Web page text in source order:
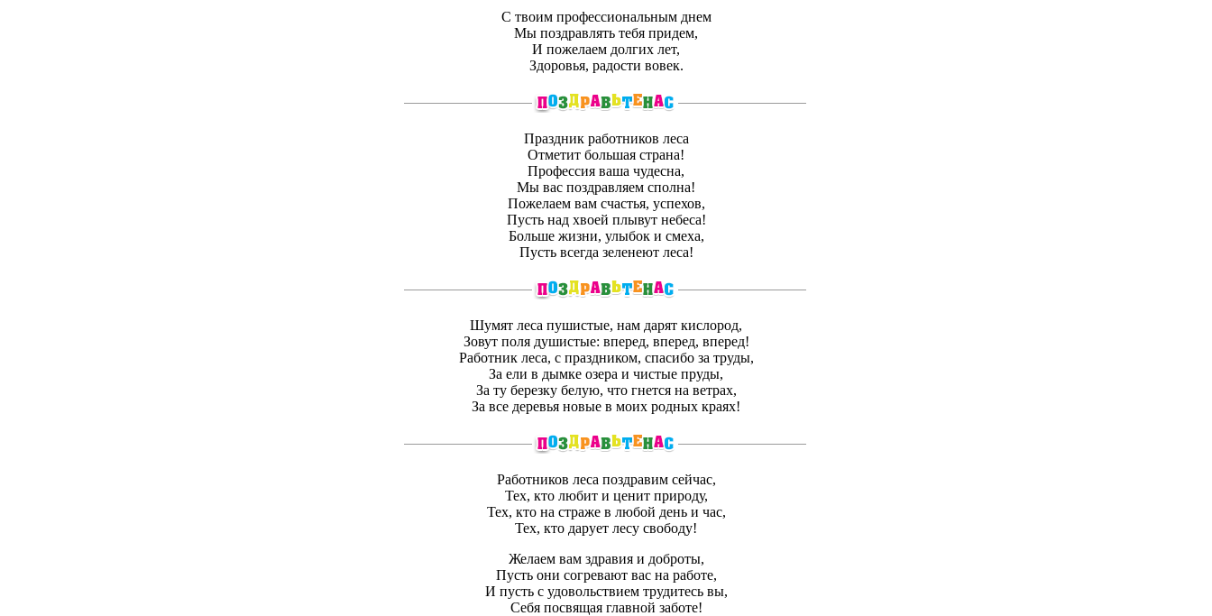
С твоим профессиональным днем
Мы поздравлять тебя придем,
И пожелаем долгих лет,
Здоровья, радости вовек.
Праздник работников леса
Отметит большая страна!
Профессия ваша чудесна,
Мы вас поздравляем сполна!
Пожелаем вам счастья, успехов,
Пусть над хвоей плывут небеса!
Больше жизни, улыбок и смеха,
Пусть всегда зеленеют леса!
Шумят леса пушистые, нам дарят кислород,
Зовут поля душистые: вперед, вперед, вперед!
Работник леса, с праздником, спасибо за труды,
За ели в дымке озера и чистые пруды,
За ту березку белую, что гнется на ветрах,
За все деревья новые в моих родных краях!
Работников леса поздравим сейчас,
Тех, кто любит и ценит природу,
Тех, кто на страже в любой день и час,
Тех, кто дарует лесу свободу!
Желаем вам здравия и доброты,
Пусть они согревают вас на работе,
И пусть с удовольствием трудитесь вы,
Себя посвящая главной заботе!